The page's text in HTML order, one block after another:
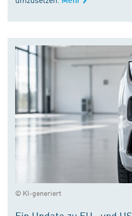
© KI-generiert